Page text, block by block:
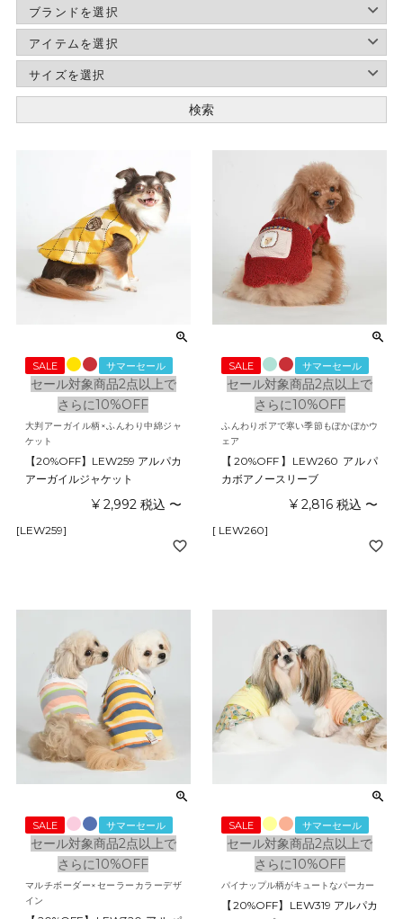
検索
SALE サマーセール
セール対象商品2点以上で
さらに10%OFF
大判アーガイル柄×ふんわり中綿ジャ
ケット
【20%OFF】LEW259 アルパカ
アーガイルジャケット
¥ 2,992 税込 〜
[LEW259]
SALE サマーセール
セール対象商品2点以上で
さらに10%OFF
ふんわりボアで寒い季節もぽかぽかウ
ェア
【20%OFF】LEW260 アルパ
カボアノースリーブ
¥ 2,816 税込 〜
[ LEW260]
SALE サマーセール
セール対象商品2点以上で
さらに10%OFF
マルチボーダー×セーラーカラーデザ
イン
SALE サマーセール
セール対象商品2点以上で
さらに10%OFF
パイナップル柄がキュートなパーカー
【20%OFF】LEW319 アルパカ